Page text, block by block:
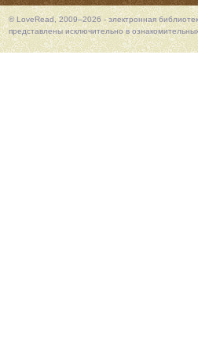
© LoveRead, 2009–2026 - электронная
представлены исключительно в